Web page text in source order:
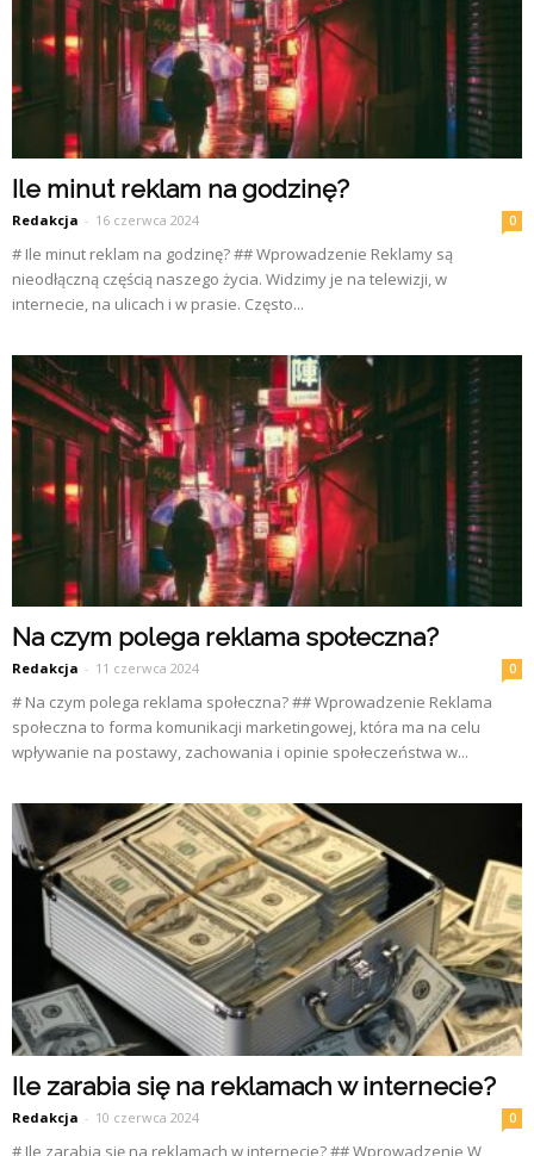
Ile minut reklam na godzinę?
Redakcja - 16 czerwca 2024 0
# Ile minut reklam na godzinę? ## Wprowadzenie Reklamy są
nieodłączną częścią naszego życia. Widzimy je na telewizji, w
internecie, na ulicach i w prasie. Często...
Na czym polega reklama społeczna?
Redakcja - 11 czerwca 2024 0
# Na czym polega reklama społeczna? ## Wprowadzenie Reklama
społeczna to forma komunikacji marketingowej, która ma na celu
wpływanie na postawy, zachowania i opinie społeczeństwa w...
Ile zarabia się na reklamach w internecie?
Redakcja - 10 czerwca 2024 0
# Ile zarabia się na reklamach w internecie? ## Wprowadzenie W